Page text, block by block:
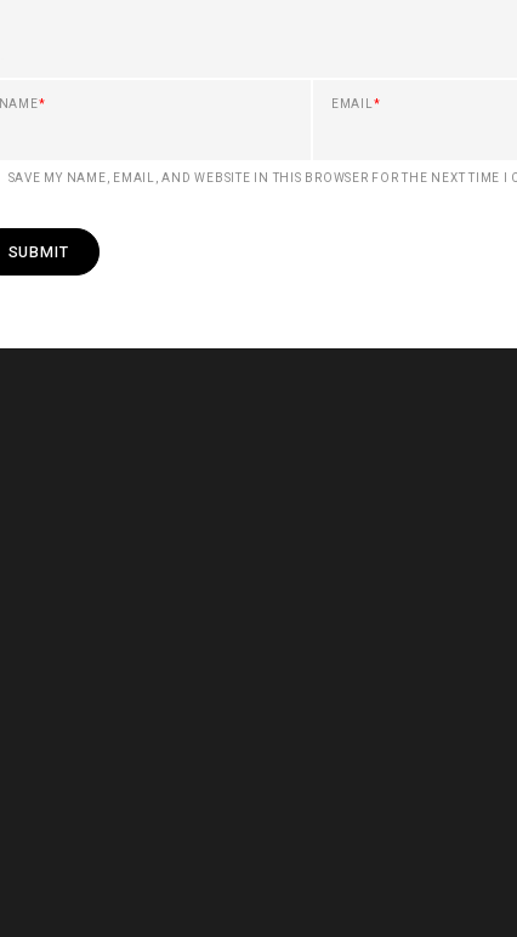
NAME* EMAIL *
SAVE MY NAME, EMAIL, AND WEBSITE IN THIS BROWSER FOR THE NEXT TIME I